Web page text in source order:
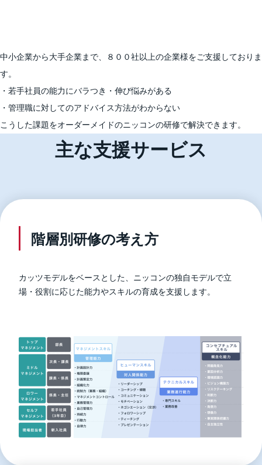
中小企業から大手企業まで、８００社以上の企業様をご支援しておりま
す。
・若手社員の能力にバラつき・伸び悩みがある
・管理職に対してのアドバイス方法がわからない
こうした課題をオーダーメイドのニッコンの研修で解決できます。
主な支援サービス
階層別研修の考え方
カッツモデルをベースとした、ニッコンの独自モデルで立
場・役割に応じた能力やスキルの育成を支援します。